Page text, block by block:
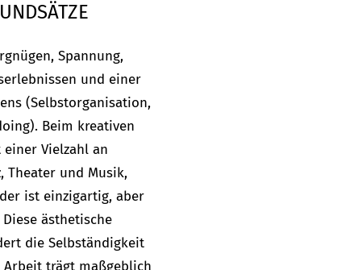
Spannung,
und einer
(Selbstorganisation,
Beim kreativen
Vielzahl an
Theater und Musik,
ist einzigartig, aber
ästhetische
die Selbständigkeit